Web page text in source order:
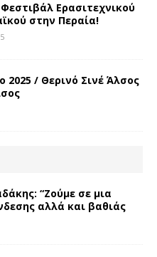
Ερασιτεχνικού
στην Περαία!
2025 / Θερινό Σινέ Άλσος
“Ζούμε σε μια
αλλά και βαθιάς